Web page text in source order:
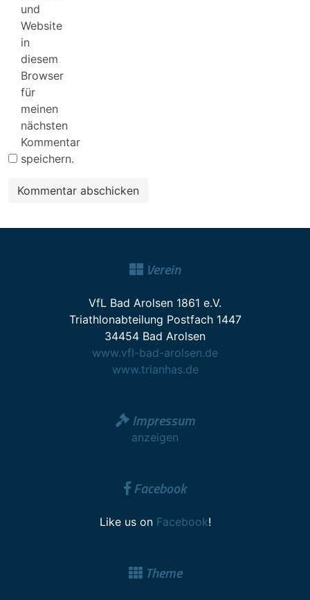
und
Website
in
diesem
Browser
für
meinen
nächsten
Kommentar
speichern.
Verein
VfL Bad Arolsen 1861 e.V.
Triathlonabteilung Postfach 1447
34454 Bad Arolsen
www.vfl-bad-arolsen.de
www.trianhas.de
Impressum
anzeigen
Facebook
Like us on Facebook!
Theme